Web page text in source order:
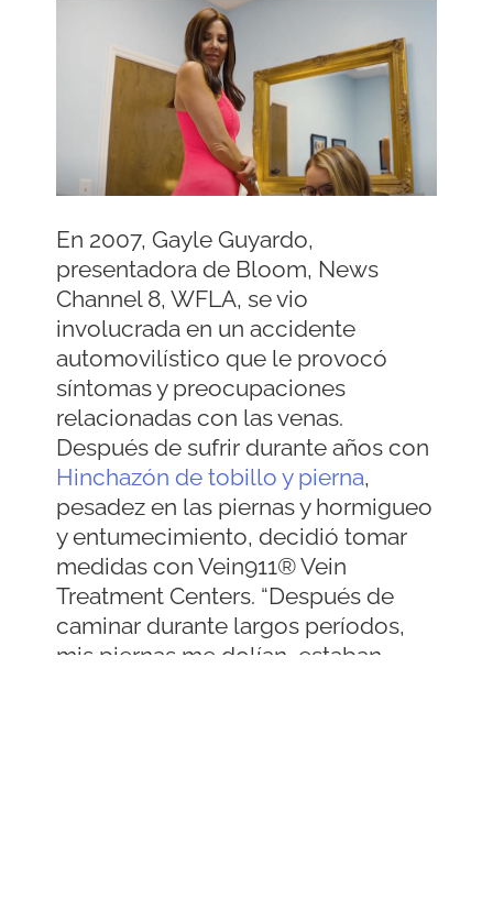
En 2007, Gayle Guyardo,
presentadora de Bloom, News
Channel 8, WFLA, se vio
involucrada en un accidente
automovilístico que le provocó
síntomas y preocupaciones
relacionadas con las venas.
Después de sufrir durante años con
Hinchazón de tobillo y pierna,
pesadez en las piernas y hormigueo
y entumecimiento, decidió tomar
medidas con Vein911® Vein
Treatment Centers. “Después de
caminar durante largos períodos,
mis piernas me dolían, estaban